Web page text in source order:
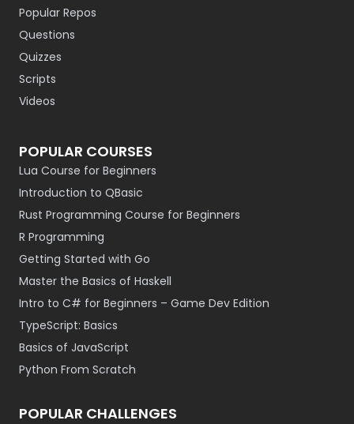
Popular Repos
Questions
Quizzes
Scripts
Videos
POPULAR COURSES
Lua Course for Beginners
Introduction to QBasic
Rust Programming Course for Beginners
R Programming
Getting Started with Go
Master the Basics of Haskell
Intro to C# for Beginners – Game Dev Edition
TypeScript: Basics
Basics of JavaScript
Python From Scratch
POPULAR CHALLENGES